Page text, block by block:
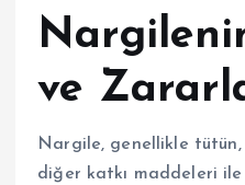
ve
Nargile, genellikle tütün,
diğer katkı maddeleri ile